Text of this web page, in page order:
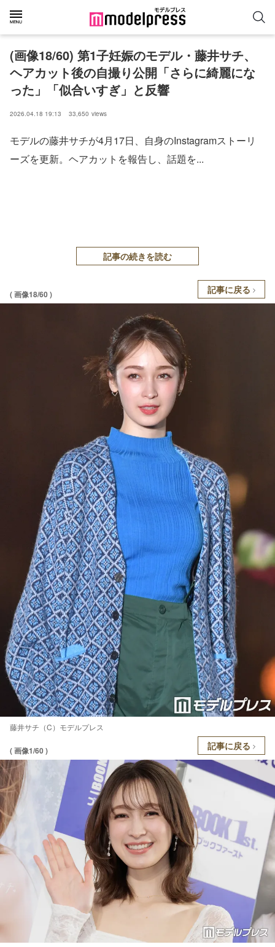
(画像18/60) 第1子妊娠のモデル・藤井サチ、
ヘアカット後の自撮り公開「さらに綺麗にな
った」「似合いすぎ」と反響
2026.04.18 19:13 33,650 views
モデルの藤井サチが4月17日、自身のInstagramストーリ
ーズを更新。ヘアカットを報告し、話題を...
記事の続きを読む
( 画像18/60 ) 記事に戻る
藤井サチ（C）モデルプレス
( 画像1/60 ) 記事に戻る